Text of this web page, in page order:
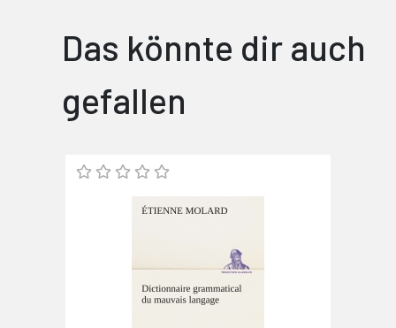
Das könnte dir auch
gefallen